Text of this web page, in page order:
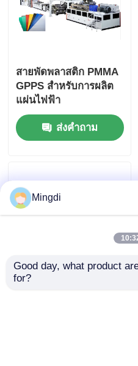
สายพัดพลาสติก PMMA
GPPS สําหรับการผลิต
แผ่นไฟฟ้า
ส่งคำถาม
Mingdi
Good day, what product
for?